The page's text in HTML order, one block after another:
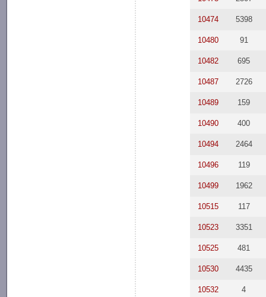
10474 5398
10480 91
10482 695
10487 2726
10489 159
10490 400
10494 2464
10496 119
10499 1962
10515 117
10523 3351
10525 481
10530 4435
10532 4